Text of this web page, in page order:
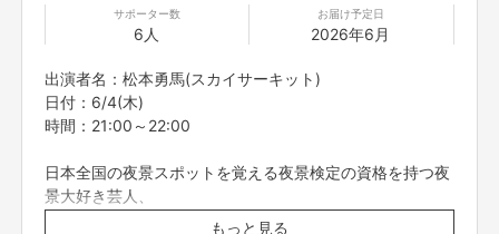
今回ご支援頂いた資金は、
「吉村派遣会社の運営・システム開発費用」
「タレントへのギャラ」
に充てさせて頂きます。
皆様に笑顔をお届けできるよう全力で取り組んでいきたいと思って
おりま
す。
何卒、お力添え宜しくお願い致します。
サポーター数
6人
お届け予定日
2026年6月
出演者名：松本勇馬(スカイサーキット)
日付：6/4(木)
時間：21:00～22:00
日本全国の夜景スポットを覚える夜景検定の資格を持つ夜
景大好き芸人、
スカイサーキット松本と、オンラインで夜景スポットめぐ
もっと見る